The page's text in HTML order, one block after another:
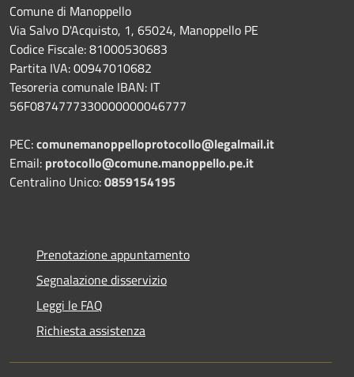
Comune di Manoppello
Via Salvo D'Acquisto, 1, 65024, Manoppello PE
Codice Fiscale: 81000530683
Partita IVA: 00947010682
Tesoreria comunale IBAN: IT
56F0874777330000000046777
PEC:comunemanoppelloprotocollo@legalmail.it
Email: protocollo@comune.manoppello.pe.it
Centralino Unico:0859154195
Prenotazione appuntamento
Segnalazione disservizio
Leggi le FAQ
Richiesta assistenza